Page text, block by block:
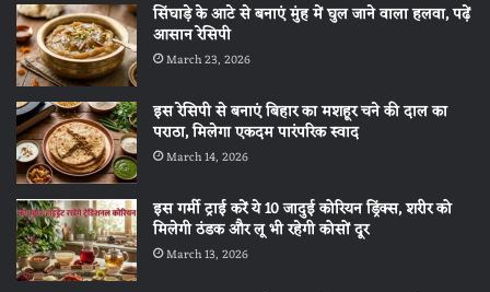
सिंघाड़े के आटे से बनाएं मुंह में घुल जाने वाला हलवा, पढ़ें
आसान रेसिपी
March 23, 2026
इस रेसिपी से बनाएं बिहार का मशहूर चने की दाल का
पराठा, मिलेगा एकदम पारंपरिक स्वाद
March 14, 2026
इस गर्मी ट्राई करें ये 10 जादुई कोरियन ड्रिंक्स, शरीर को
मिलेगी ठंडक और लू भी रहेगी कोसों दूर
March 13, 2026